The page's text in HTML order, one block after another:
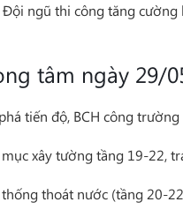
Đội ngũ thi công tăng
tâm ngày 29/
tiến độ, BCH công
xây tường tầng 19-22,
thoát nước (tầng 20-